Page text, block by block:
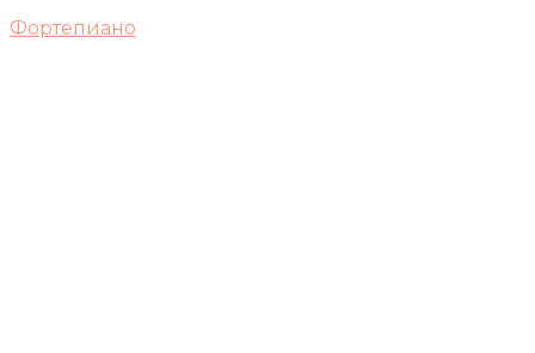
Фортепиано